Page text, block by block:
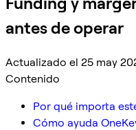
antes de operar
Actualizado el 25 may
Contenido
Por qué importa
Cómo ayuda